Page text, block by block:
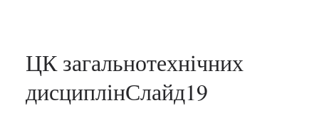
ЦК загальнотехнічних
дисциплінСлайд19